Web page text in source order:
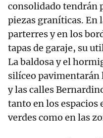
consolidado tendrán
piezas graníticas. En
parterres y en los
tapas de garaje, su
La baldosa y el
silíceo pavimentarán
y las calles
tanto en los espacios
verdes como en las